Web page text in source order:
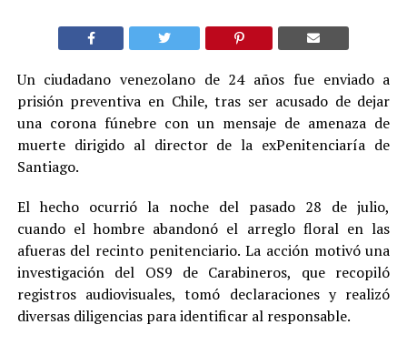
Un ciudadano venezolano de 24 años fue enviado a
prisión preventiva en Chile, tras ser acusado de dejar
una corona fúnebre con un mensaje de amenaza de
muerte dirigido al director de la exPenitenciaría de
Santiago.
El hecho ocurrió la noche del pasado 28 de julio,
cuando el hombre abandonó el arreglo floral en las
afueras del recinto penitenciario. La acción motivó una
investigación del OS9 de Carabineros, que recopiló
registros audiovisuales, tomó declaraciones y realizó
diversas diligencias para identificar al responsable.